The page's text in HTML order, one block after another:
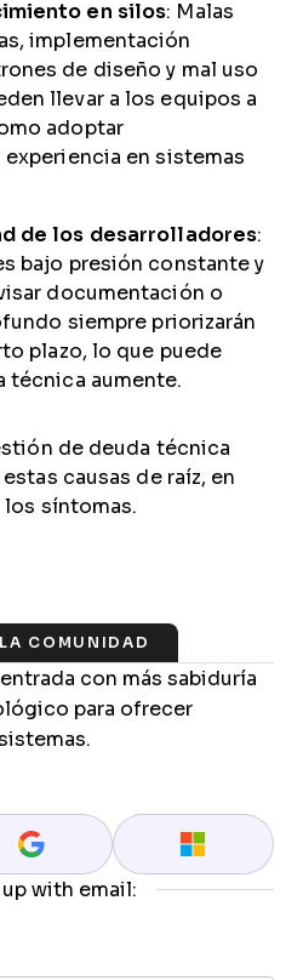
en silos: Malas
implementación
de diseño y mal uso
llevar a los equipos a
adoptar
en sistemas
de los desarrolladores:
bajo presión constante y
documentación o
siempre priorizarán
plazo, lo que puede
técnica aumente.
de deuda técnica
causas de raíz, en
síntomas.
COMUNIDAD
con más sabiduría
para ofrecer
with email: